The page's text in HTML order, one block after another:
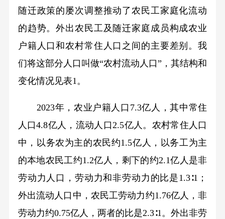
随迁政策的屡次调整推动了农民工家庭化流动
的趋势。外出农民工及随迁家庭成员构成农业
户籍人口和农村常住人口之间的主要差别。我
们将这部分人口叫做“农村流动人口”，其结构和
变化情况见表1。
2023年，农业户籍人口7.3亿人，其中常住
人口4.8亿人，流动人口2.5亿人。农村常住人口
中，以务农为主的农民约1.5亿人，以务工为主
的本地农民工约1.2亿人，剩下的约2.1亿人是非
劳动力人口，劳动力和非劳动力的比是1.3∶1；
外出流动人口中，农民工劳动力约1.76亿人，非
劳动力约0.75亿人，两者的比是2.3∶1。外出非劳